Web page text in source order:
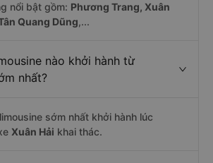
nổi bật gồm: Phương Trang, Xuân
Quang Dũng,...
nào khởi hành từ
nhất?
sớm nhất khởi hành lúc
Xuân Hải khai thác.